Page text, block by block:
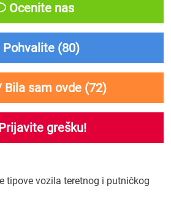
tipove vozila teretnog i putničkog
Ocenite nas
Pohvalite (80)
sam ovde (72)
grešku!